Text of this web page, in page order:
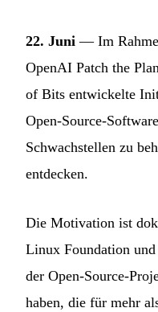
22. Juni — Im
OpenAI Patch the
of Bits entwickelte
Open-Source-
Schwachstellen zu
entdecken.
Die Motivation ist
Linux Foundation
der Open-Source-
haben, die für mehr